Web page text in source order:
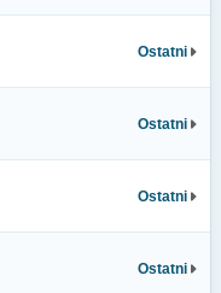
Ostatni
Ostatni
Ostatni
Ostatni